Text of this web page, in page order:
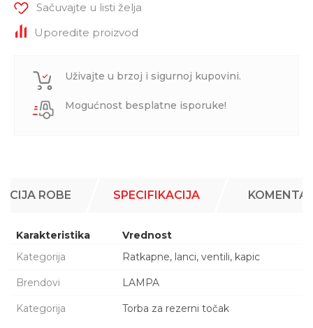
Sačuvajte u listi želja
Uporedite proizvod
Uživajte u brzoj i sigurnoj kupovini.
Mogućnost besplatne isporuke!
ROBE SPECIFIKACIJA
Karakteristika
Vrednost
Kategorija
Ratkapne, lanci, ventili, kapic
Brendovi LAMPA
Kategorija Torba za rezerni točak